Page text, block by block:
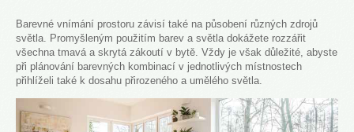
Barevné vnímání prostoru závisí také na působení různých zdrojů
světla. Promyšleným použitím barev a světla dokážete rozzářit
všechna tmavá a skrytá zákoutí v bytě. Vždy je však důležité, abyste
při plánování barevných kombinací v jednotlivých místnostech
přihlíželi také k dosahu přirozeného a umělého světla.